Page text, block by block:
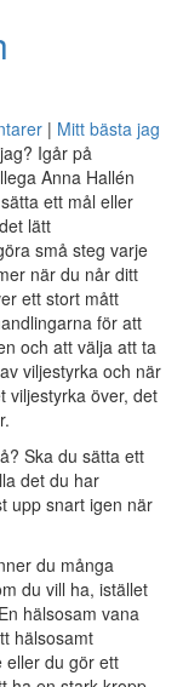
| Mitt bästa jag
Igår på
Anna Hallén
ett mål eller
lätt
små steg varje
när du når ditt
ett stort mått
för att
och att välja att ta
viljestyrka och när
viljestyrka över, det
Ska du sätta ett
det du har
upp snart igen när
du många
du vill ha, istället
hälsosam vana
hälsosamt
eller du gör ett